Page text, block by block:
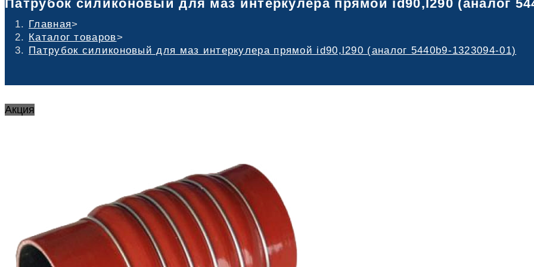
Патрубок силиконовый для маз интеркулера прямой id90,l290 (аналог
Главная>
Каталог товаров>
Патрубок силиконовый для маз интеркулера прямой id90,l290 (аналог 5440b9-1323094-01)
Акция